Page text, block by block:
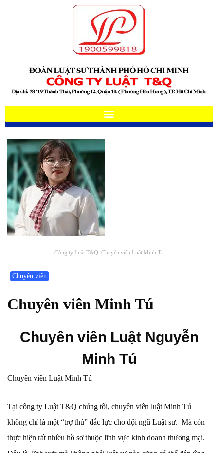
Công ty Luật T&Q: Chuyên viên Luật Minh Tú
Chuyên viên
Chuyên viên Minh Tú
Chuyên viên Luật Nguyễn
Minh Tú
Chuyên viên Luật Minh Tú
Tại công ty Luật T&Q chúng tôi, chuyên viên luật Minh Tú
không chỉ là một “trợ thủ” đắc lực cho đội ngũ Luật sư. Mà còn
thực hiện rất nhiều hồ sơ thuộc lĩnh vực kinh doanh thương mại.